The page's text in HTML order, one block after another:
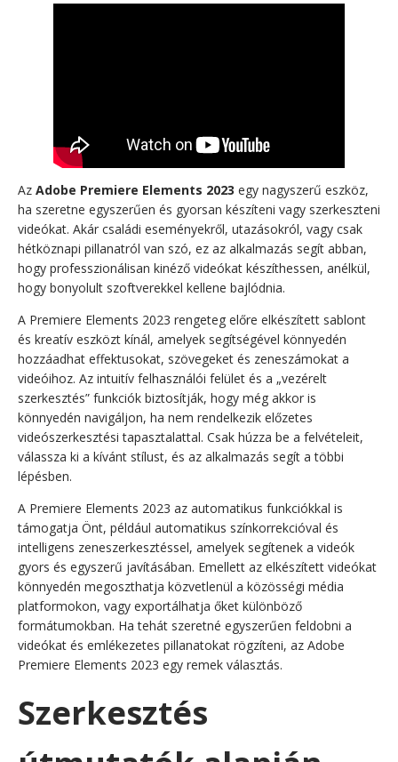
Az Adobe Premiere Elements 2023 egy nagyszerű eszköz,
ha szeretne egyszerűen és gyorsan készíteni vagy szerkeszteni
videókat. Akár családi eseményekről, utazásokról, vagy csak
hétköznapi pillanatról van szó, ez az alkalmazás segít abban,
hogy professzionálisan kinéző videókat készíthessen, anélkül,
hogy bonyolult szoftverekkel kellene bajlódnia.
A Premiere Elements 2023 rengeteg előre elkészített sablont
és kreatív eszközt kínál, amelyek segítségével könnyedén
hozzáadhat effektusokat, szövegeket és zeneszámokat a
videóihoz. Az intuitív felhasználói felület és a „vezérelt
szerkesztés” funkciók biztosítják, hogy még akkor is
könnyedén navigáljon, ha nem rendelkezik előzetes
videószerkesztési tapasztalattal. Csak húzza be a felvételeit,
válassza ki a kívánt stílust, és az alkalmazás segít a többi
lépésben.
A Premiere Elements 2023 az automatikus funkciókkal is
támogatja Önt, például automatikus színkorrekcióval és
intelligens zeneszerkesztéssel, amelyek segítenek a videók
gyors és egyszerű javításában. Emellett az elkészített videókat
könnyedén megoszthatja közvetlenül a közösségi média
platformokon, vagy exportálhatja őket különböző
formátumokban. Ha tehát szeretné egyszerűen feldobni a
videókat és emlékezetes pillanatokat rögzíteni, az Adobe
Premiere Elements 2023 egy remek választás.
Szerkesztés